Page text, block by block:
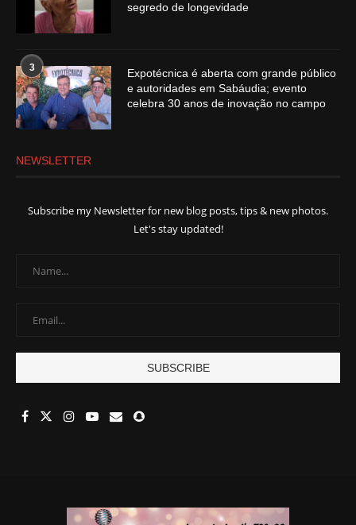
segredo de longevidade
3
Expotécnica é aberta com grande público
e autoridades em Sabáudia; evento
celebra 30 anos de inovação no campo
NEWSLETTER
Subscribe my Newsletter for new blog posts, tips & new photos.
Let's stay updated!